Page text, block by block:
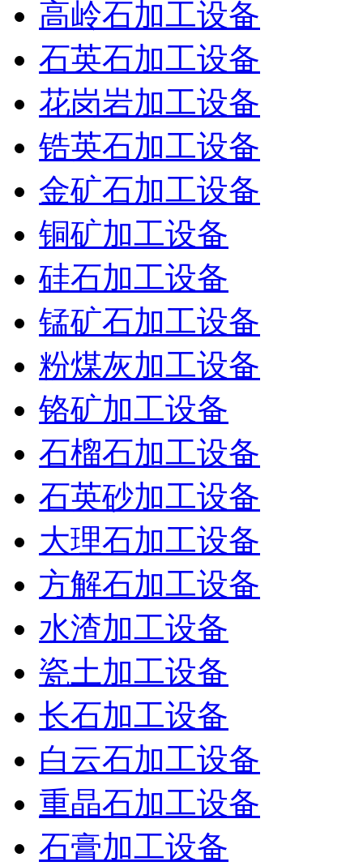
高岭石加工设备
石英石加工设备
花岗岩加工设备
锆英石加工设备
金矿石加工设备
铜矿加工设备
硅石加工设备
锰矿石加工设备
粉煤灰加工设备
铬矿加工设备
石榴石加工设备
石英砂加工设备
大理石加工设备
方解石加工设备
水渣加工设备
瓷土加工设备
长石加工设备
白云石加工设备
重晶石加工设备
石膏加工设备